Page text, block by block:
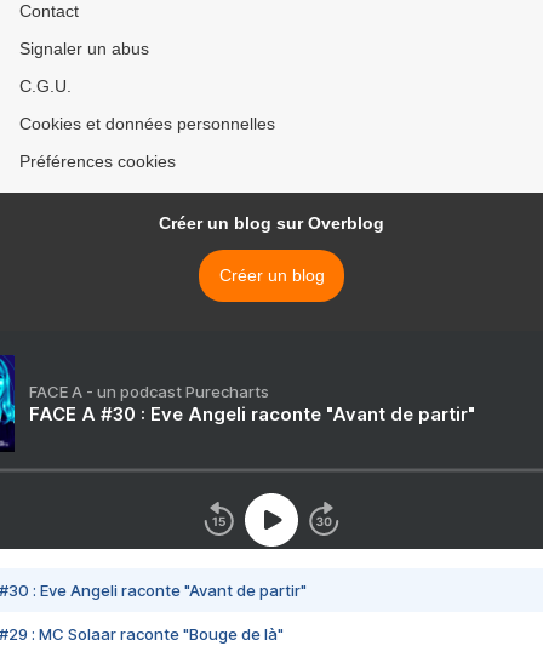
Contact
Signaler un abus
C.G.U.
Cookies et données personnelles
Préférences cookies
Créer un blog sur Overblog
Créer un blog
FACE A - un podcast Purecharts
FACE A #30 : Eve Angeli raconte "Avant de partir"
#30 : Eve Angeli raconte "Avant de partir"
#29 : MC Solaar raconte "Bouge de là"